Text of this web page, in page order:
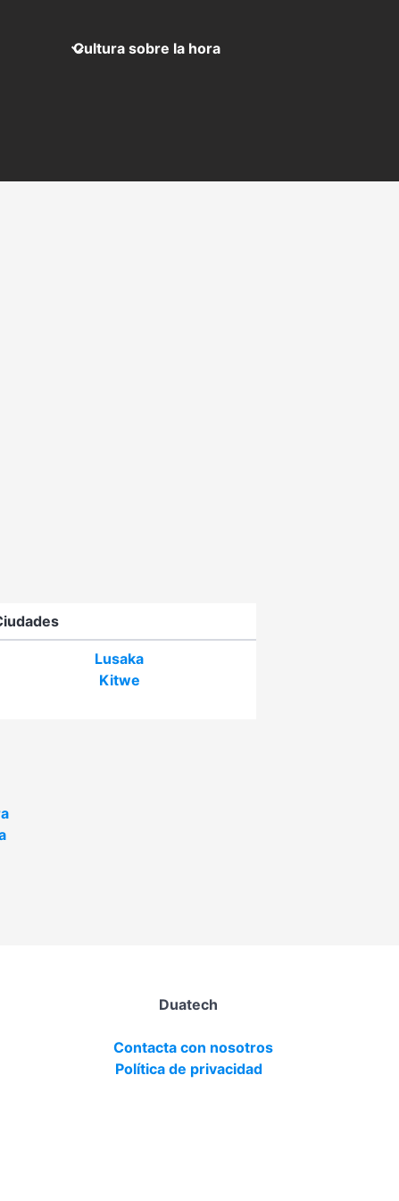
Cultura sobre la hora
Lusaka
Kitwe
Duatech
Contacta con nosotros
Política de privacidad